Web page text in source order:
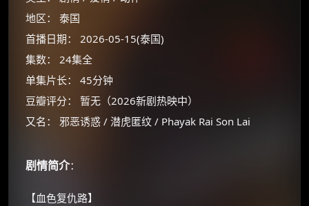
地区： 泰国
首播日期： 2026-05-15(泰国)
集数： 24集全
单集片长： 45分钟
豆瓣评分： 暂无（2026新剧热映中）
又名： 邪恶诱惑 / 潜虎匿纹 / Phayak Rai Son Lai
剧情简介：
【血色复仇路】